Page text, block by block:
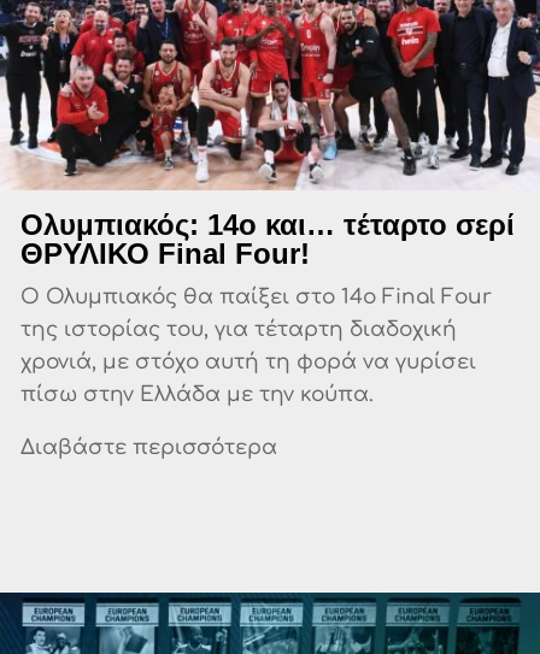
Ολυμπιακός: 14ο και… τέταρτο σερί
ΘΡΥΛΙΚΟ Final Four!
Ο Ολυμπιακός θα παίξει στο 14ο Final Four
της ιστορίας του, για τέταρτη διαδοχική
χρονιά, με στόχο αυτή τη φορά να γυρίσει
πίσω στην Ελλάδα με την κούπα.
Διαβάστε περισσότερα